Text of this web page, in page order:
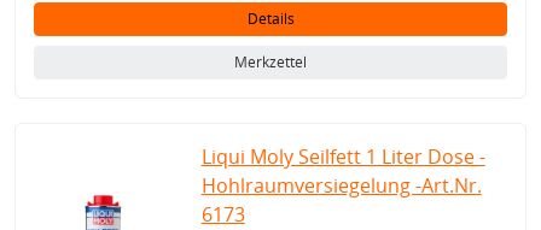
Details
Merkzettel
Liqui Moly Seilfett 1 Liter Dose -
Hohlraumversiegelung -Art.Nr.
6173